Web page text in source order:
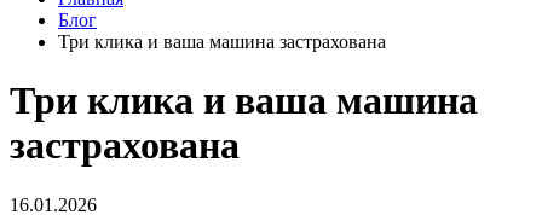
Блог
Три клика и ваша машина застрахована
Три клика и ваша машина
застрахована
16.01.2026